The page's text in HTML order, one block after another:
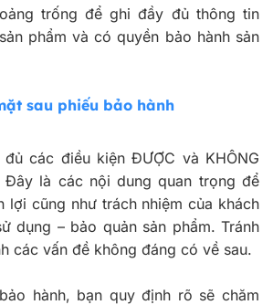
trống để ghi đầy đủ thông tin
phẩm và có quyền bảo hành sản
sau phiếu bảo hành
các điều kiện ĐƯỢC và KHÔNG
Đây là các nội dung quan trọng để
lợi cũng như trách nhiệm của khách
dụng – bảo quản sản phẩm. Tránh
các vấn đề không đáng có về sau.
hành, bạn quy định rõ sẽ chăm